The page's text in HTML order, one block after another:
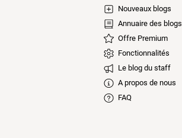
Nouveaux blogs
Annuaire des blogs
Offre Premium
Fonctionnalités
Le blog du staff
A propos de nous
FAQ